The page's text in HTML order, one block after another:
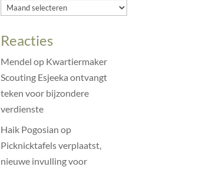
Archieven
Reacties
Mendel op Kwartiermaker
Scouting Esjeeka ontvangt
teken voor bijzondere
verdienste
Haik Pogosian op
Picknicktafels verplaatst,
nieuwe invulling voor